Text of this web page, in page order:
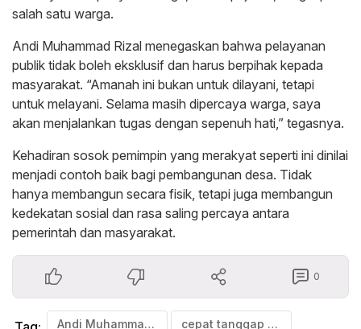
salah satu warga.
Andi Muhammad Rizal menegaskan bahwa pelayanan
publik tidak boleh eksklusif dan harus berpihak kepada
masyarakat. “Amanah ini bukan untuk dilayani, tetapi
untuk melayani. Selama masih dipercaya warga, saya
akan menjalankan tugas dengan sepenuh hati,” tegasnya.
Kehadiran sosok pemimpin yang merakyat seperti ini dinilai
menjadi contoh baik bagi pembangunan desa. Tidak
hanya membangun secara fisik, tetapi juga membangun
kedekatan sosial dan rasa saling percaya antara
pemerintah dan masyarakat.
0
Andi Muhammad Rizal cepat tanggap desa